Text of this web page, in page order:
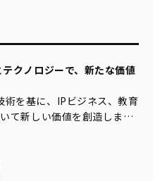
クノロジーで、新たな価値
術を基に、IPビジネス、教育
て新しい価値を創造しま